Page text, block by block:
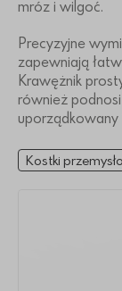
mróz i wilgoć.
Precyzyjne
zapewniają
Krawężnik
również
Kostki